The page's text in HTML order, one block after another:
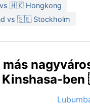
🇭🇰 Hongkong
vs 🇸🇪 Stockholm
Kinshasa-